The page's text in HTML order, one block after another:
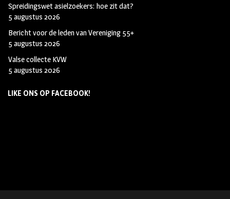
Spreidingswet asielzoekers: hoe zit dat?
5 augustus 2026
Bericht voor de leden van Vereniging 55+
5 augustus 2026
Valse collecte KVW
5 augustus 2026
LIKE ONS OP FACEBOOK!